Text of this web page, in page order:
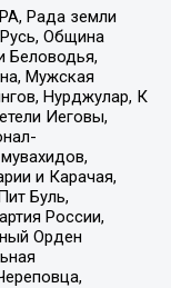
Рада земли
Община
Беловодья,
Мужская
Нурджулар, К
Иеговы,
и Карачая,
Буль,
России,
Орден